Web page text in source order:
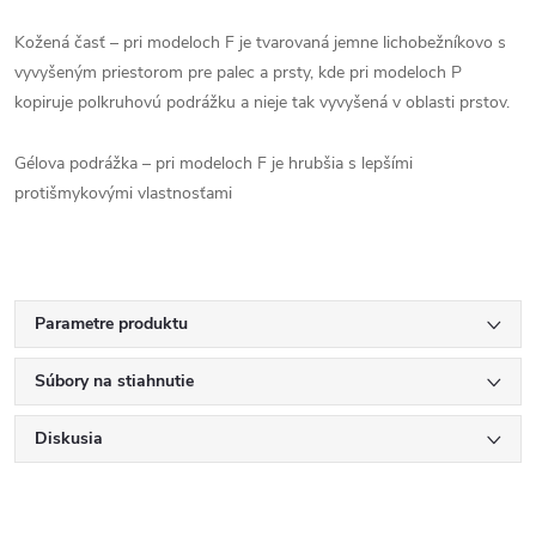
Kožená časť – pri modeloch F je tvarovaná jemne lichobežníkovo s
vyvyšeným priestorom pre palec a prsty, kde pri modeloch P
kopiruje polkruhovú podrážku a nieje tak vyvyšená v oblasti prstov.
Gélova podrážka – pri modeloch F je hrubšia s lepšími
protišmykovými vlastnosťami
Parametre produktu
Súbory na stiahnutie
Diskusia